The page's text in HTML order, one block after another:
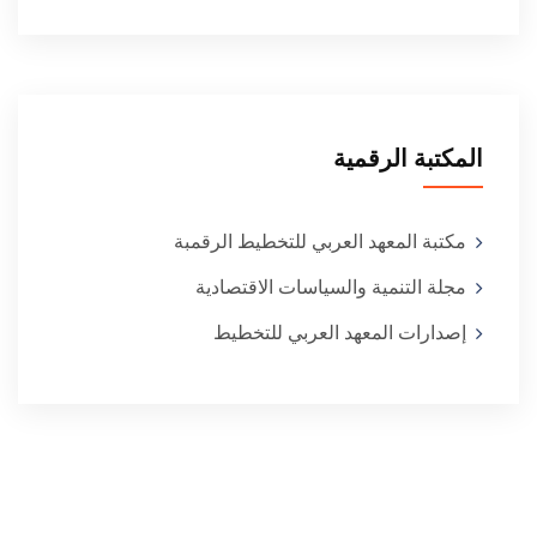
المكتبة الرقمية
مكتبة المعهد العربي للتخطيط الرقمبة
مجلة التنمية والسياسات الاقتصادية
إصدارات المعهد العربي للتخطيط